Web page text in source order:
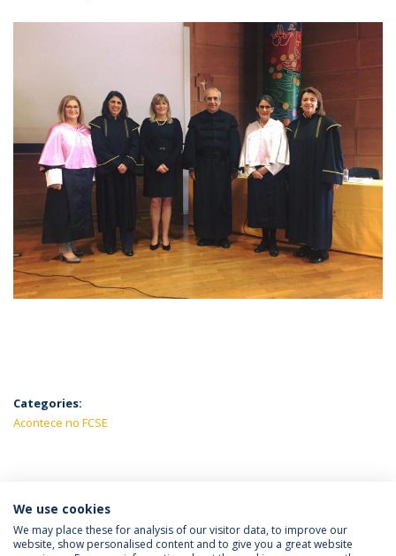
Categories:
Acontece no FCSE
LATEST NEWS
We use cookies
We may place these for analysis of our visitor data, to improve our
website, show personalised content and to give you a great website